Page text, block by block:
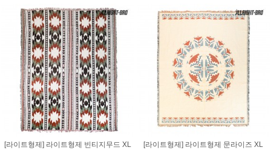
[라이트형제] 라이트형제 빈티지무드 XL
[라이트형제] 라이트형제 문라이즈 XL